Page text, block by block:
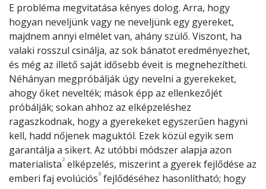
E probléma megvitatása kényes dolog. Arra, hogy
hogyan neveljünk vagy ne neveljünk egy gyereket,
majdnem annyi elmélet van, ahány szülő. Viszont, ha
valaki rosszul csinálja, az sok bánatot eredményezhet,
és még az illető saját idősebb éveit is megnehezítheti.
Néhányan megpróbálják úgy nevelni a gyerekeket,
ahogy őket nevelték; mások épp az ellenkezőjét
próbálják; sokan ahhoz az elképzeléshez
ragaszkodnak, hogy a gyerekeket egyszerűen hagyni
kell, hadd nőjenek maguktól. Ezek közül egyik sem
garantálja a sikert. Az utóbbi módszer alapja azon
materialista2 elképzelés, miszerint a gyerek fejlődése az
emberi faj evolúciós3 fejlődéséhez hasonlítható; hogy